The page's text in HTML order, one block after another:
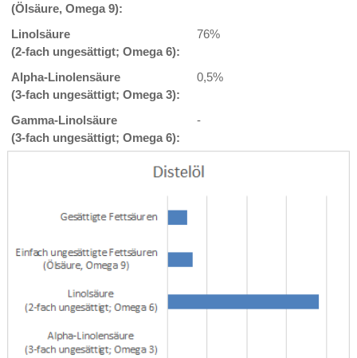
(Ölsäure, Omega 9):
Linolsäure
(2-fach ungesättigt; Omega 6):
76%
Alpha-Linolensäure
(3-fach ungesättigt; Omega 3):
0,5%
Gamma-Linolsäure
(3-fach ungesättigt; Omega 6):
-